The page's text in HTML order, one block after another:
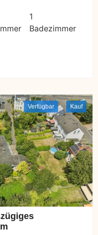
1
Badezimmer
Verfügbar Kauf